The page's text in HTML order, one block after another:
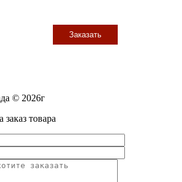
Заказать
© 2026г
товара